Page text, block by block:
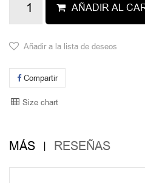
AÑADIR AL
Añadir a la lista de deseos
Compartir
Size chart
MÁS RESEÑAS